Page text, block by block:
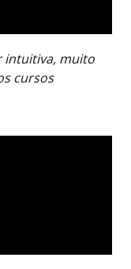
intuitiva, muito
cursos